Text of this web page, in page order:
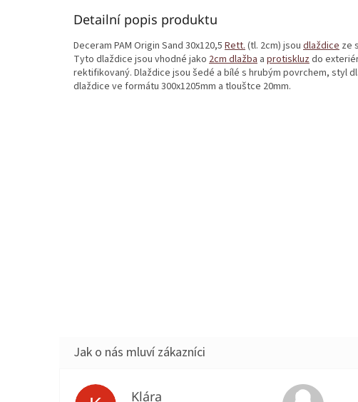
Detailní popis produktu
Deceram PAM Origin Sand 30x120,5 Rett. (tl. 2cm) jsou dlaždice ze
Tyto dlaždice jsou vhodné jako 2cm dlažba a protiskluzdo
rektifikovaný. Dlaždice jsou šedé a bílé s hrubým povrchem, styl
dlaždice ve formátu 300x1205mm a tlouštce 20mm.
Klára